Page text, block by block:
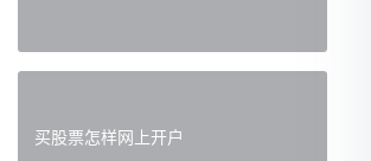
买股票怎样网上开户